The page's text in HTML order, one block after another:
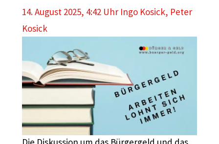
14. August 2025, 4:42 Uhr Ingo Kosick, Peter
Kosick